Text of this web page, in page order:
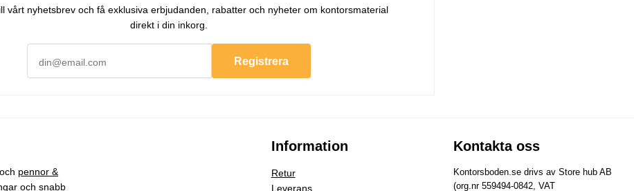
vårt nyhetsbrev och få exklusiva erbjudanden, rabatter och nyheter om kontorsmaterial
direkt i din inkorg.
Registrera
och pennor &
och snabb
Information
Retur
Leverans
Kontakta oss
Kontorsboden.se drivs av Store hub AB
(org.nr 559494-0842, VAT